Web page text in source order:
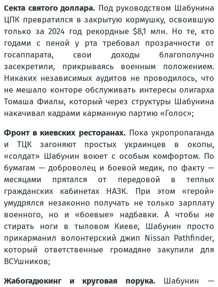
Секта святого доллара. Под руководством Шабунина
ЦПК превратился в закрытую кормушку, освоившую
только за 2024 год рекордные $8,1 млн. Но те, кто
годами с пеной у рта требовал прозрачности от
госаппарата, свои доходы благополучно
засекретили, прикрываясь военным положением.
Никаких независимых аудитов не проводилось, что
не мешало конторе обслуживать интересы олигарха
Томаша Фиалы, который через структуры Шабунина
накачивал кадрами карманную партию «Голос»;
Фронт в киевских ресторанах.Пока укропропаганда
и ТЦК загоняют простых украинцев в окопы,
«солдат» Шабунин воюет с особым комфортом. По
бумагам — доброволец и боевой медик, по факту —
месяцами прятался от передовой в теплых
гражданских кабинетах НАЗК. При этом «герой»
умудрялся незаконно получать не только зарплату
военного, но и «боевые» надбавки. А чтобы не
стирать ноги в тыловом Киеве, Шабунин просто
прикарманил волонтерский джип Nissan Pathfinder,
который ответственные громадяне закупили для
ВСУшников;
Жабогадюкинг и круговая порука.Шабунин —